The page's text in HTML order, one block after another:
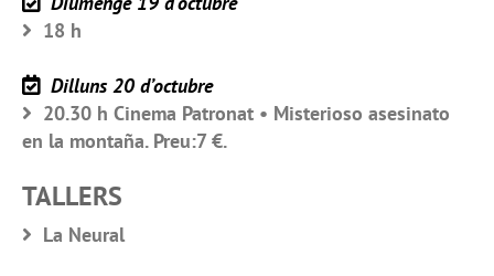
18 h
Dilluns 20 d’octubre
20.30 h Cinema Patronat • Misterioso asesinato
en la montaña. Preu:7 €.
TALLERS
La Neural